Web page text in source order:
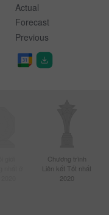
Actual
Forecast
Previous
Chương trình
Liên kết Tốt nhất
2020